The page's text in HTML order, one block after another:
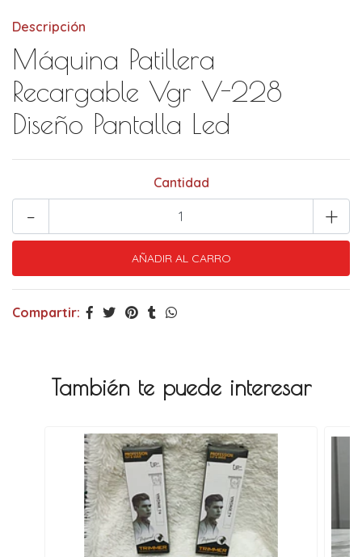
Descripción
Máquina Patillera
Recargable Vgr V-228
Diseño Pantalla Led
Cantidad
+
-
Compartir:
También te puede interesar